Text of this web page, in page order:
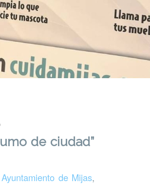
de ciudad”
Ayuntamiento de Mijas,